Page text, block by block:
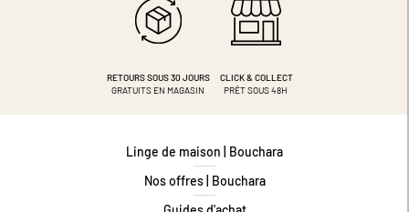
RETOURS SOUS 30 JOURS
GRATUITS EN MAGASIN
CLICK & COLLECT
PRÊT SOUS 48H
Linge de maison | Bouchara
Nos offres | Bouchara